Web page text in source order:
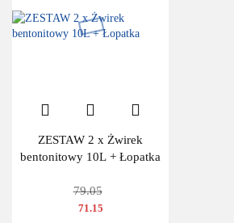
ZESTAW 2 x Żwirek
bentonitowy 10L + Łopatka
79.05
71.15